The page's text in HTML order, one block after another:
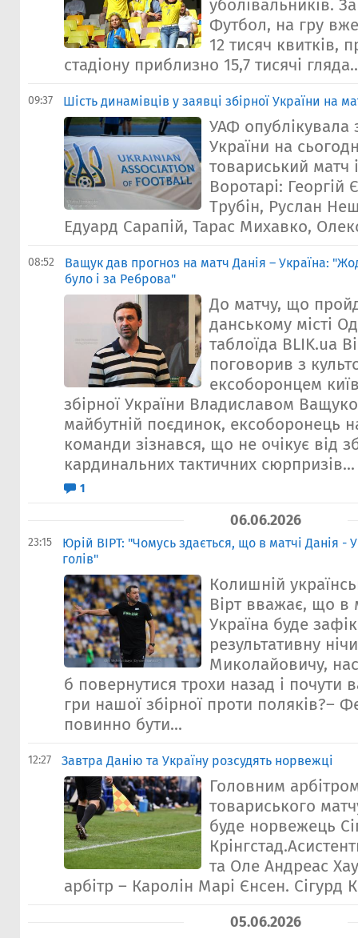
уболівальників.
Футбол, на гру
12 тисяч квитків,
стадіону приблизно 15,7 тисячі
09:37 Шість динамівців у заявці збірної України на
УАФ опублікувала
України на
товариський матч
Воротарі: Георгій
Трубін, Руслан
Едуард Сарапій, Тарас Михавко,
08:52
Ващук дав прогноз на матч Данія – Україна:
було і за Реброва"
До матчу, що
данському місті
таблоїда BLIK.ua
поговорив з
ексоборонцем
збірної України Владиславом
майбутній поєдинок, ексоборонець
команди зізнався, що не очікує від
кардинальних тактичних сюрпризів...
1
06.06.2026
23:15
Юрій ВІРТ: "Чомусь здається, що в матчі Данія -
голів"
Колишній
Вірт вважає, що в
Україна буде
результативну
Миколайовичу,
б повернутися трохи назад і
гри нашої збірної проти поляків?–
повинно бути...
12:27 Завтра Данію та Україну розсудять норвежці
Головним
товариського
буде норвежець
та Оле Андреас
арбітр – Каролін Марі Єнсен. Сігурд
05.06.2026